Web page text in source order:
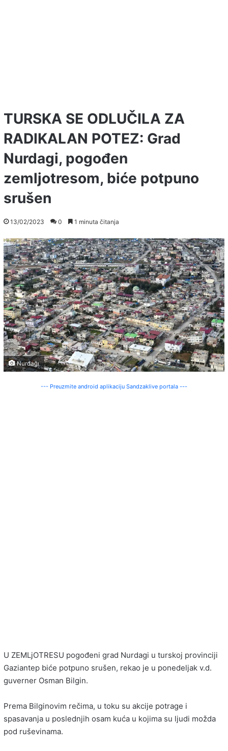
TURSKA SE ODLUČILA ZA
RADIKALAN POTEZ: Grad
Nurdagi, pogođen
zemljotresom, biće potpuno
srušen
13/02/2023 0 1 minuta čitanja
Nurdağı
--- Preuzmite android aplikaciju Sandzaklive portala ---
U ZEMLjOTRESU pogođeni grad Nurdagi u turskoj provinciji
Gaziantep biće potpuno srušen, rekao je u ponedeljak v.d.
guverner Osman Bilgin.
Prema Bilginovim rečima, u toku su akcije potrage i
spasavanja u poslednjih osam kuća u kojima su ljudi možda
pod ruševinama.